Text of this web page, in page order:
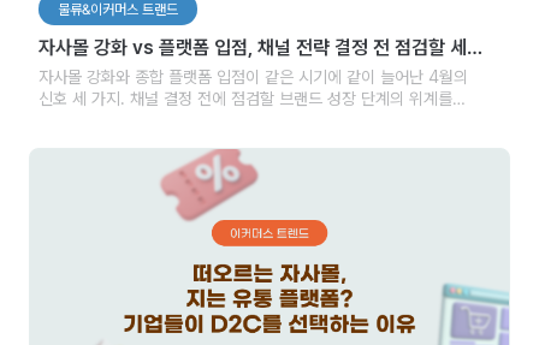
물류&이커머스 트랜드
자사몰 강화 vs 플랫폼 입점, 채널 전략 결정 전 점검할 세
가지
자사몰 강화와 종합 플랫폼 입점이 같은 시기에 같이 늘어난 4월의
신호 세 가지. 채널 결정 전에 점검할 브랜드 성장 단계의 위계를